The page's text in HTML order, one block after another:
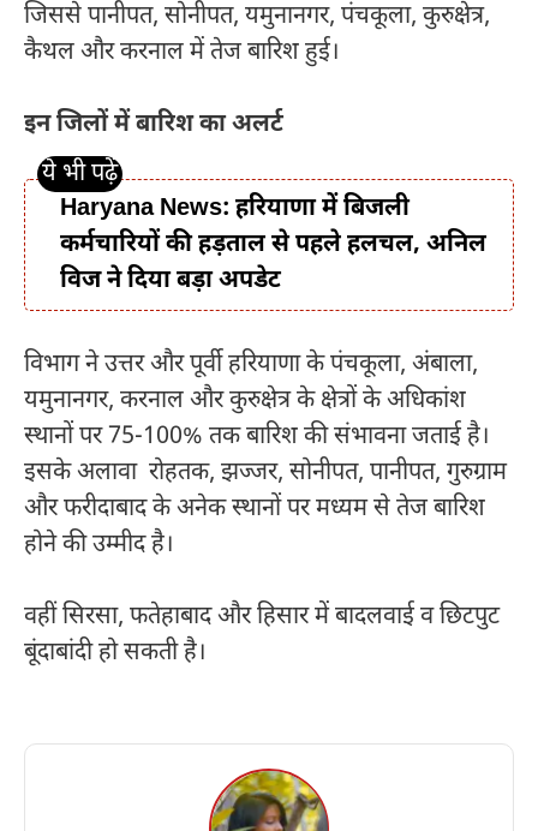
जिससे पानीपत, सोनीपत, यमुनानगर, पंचकूला, कुरुक्षेत्र,
कैथल और करनाल में तेज बारिश हुई।
इन जिलों में बारिश का अलर्ट
Haryana News: हरियाणा में बिजली
कर्मचारियों की हड़ताल से पहले हलचल, अनिल
विज ने दिया बड़ा अपडेट
विभाग ने उत्तर और पूर्वी हरियाणा के पंचकूला, अंबाला,
यमुनानगर, करनाल और कुरुक्षेत्र के क्षेत्रों के अधिकांश
स्थानों पर 75-100% तक बारिश की संभावना जताई है।
इसके अलावा रोहतक, झज्जर, सोनीपत, पानीपत, गुरुग्राम
और फरीदाबाद के अनेक स्थानों पर मध्यम से तेज बारिश
होने की उम्मीद है।
वहीं सिरसा, फतेहाबाद और हिसार में बादलवाई व छिटपुट
बूंदाबांदी हो सकती है।